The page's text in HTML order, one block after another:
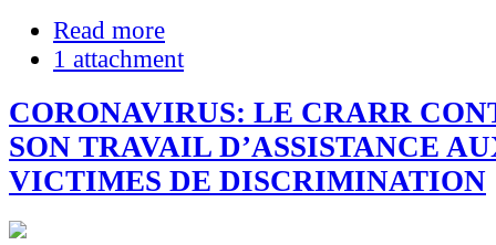
Read more
1 attachment
CORONAVIRUS: LE CRARR
SON TRAVAIL D’ASSISTANCE
VICTIMES DE DISCRIMINATION